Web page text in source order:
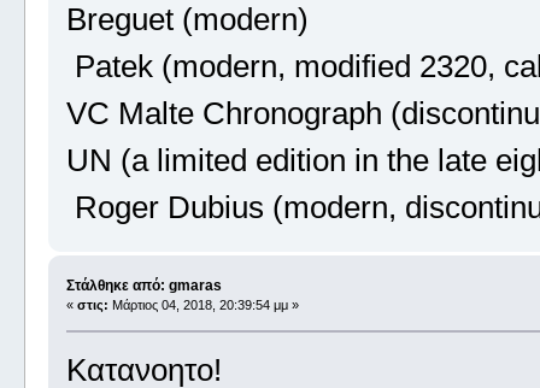
Breguet (modern)
Patek (modern, modified 2320,
VC Malte Chronograph
UN (a limited edition in the late
Roger Dubius (modern,
Στάλθηκε από: gmaras
« στις: Μάρτιος 04, 2018, 20:39:54 μμ »
Κατανοητο!